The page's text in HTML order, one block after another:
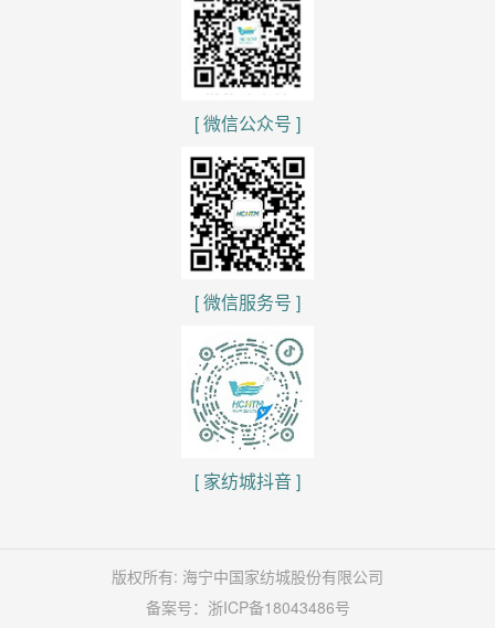
[ 微信公众号 ]
[ 微信服务号 ]
[ 家纺城抖音 ]
版权所有: 海宁中国家纺城股份有限公司
备案号： 浙ICP备18043486号